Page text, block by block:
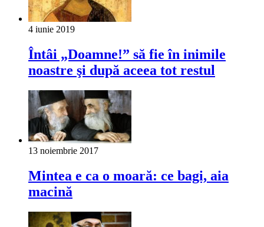
4 iunie 2019
Întâi „Doamne!” să fie în inimile
noastre şi după aceea tot restul
13 noiembrie 2017
Mintea e ca o moară: ce bagi, aia
macină